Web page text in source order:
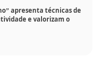
apresenta técnicas de
e valorizam o